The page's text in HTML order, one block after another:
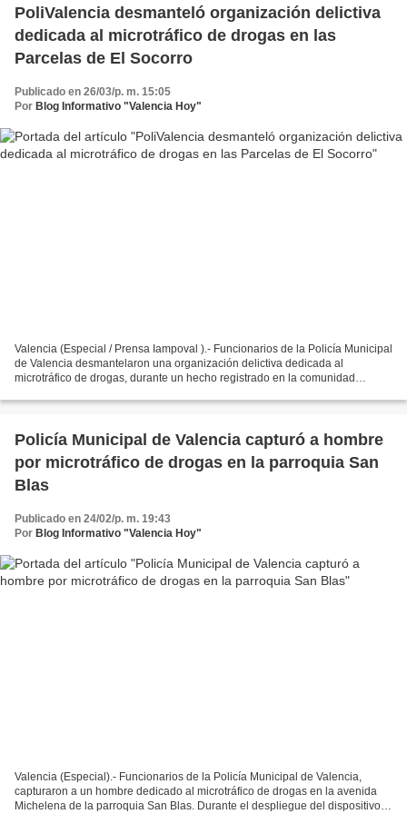
PoliValencia desmanteló organización delictiva
dedicada al microtráfico de drogas en las
Parcelas de El Socorro
Publicado en 26/03/p. m. 15:05
Por Blog Informativo "Valencia Hoy"
Valencia (Especial / Prensa Iampoval ).- Funcionarios de la Policía Municipal
de Valencia desmantelaron una organización delictiva dedicada al
microtráfico de drogas, durante un hecho registrado en la comunidad
Policía Municipal de Valencia capturó a hombre
por microtráfico de drogas en la parroquia San
Blas
Publicado en 24/02/p. m. 19:43
Por Blog Informativo "Valencia Hoy"
Valencia (Especial).- Funcionarios de la Policía Municipal de Valencia,
capturaron a un hombre dedicado al microtráfico de drogas en la avenida
Michelena de la parroquia San Blas. Durante el despliegue del dispositivo